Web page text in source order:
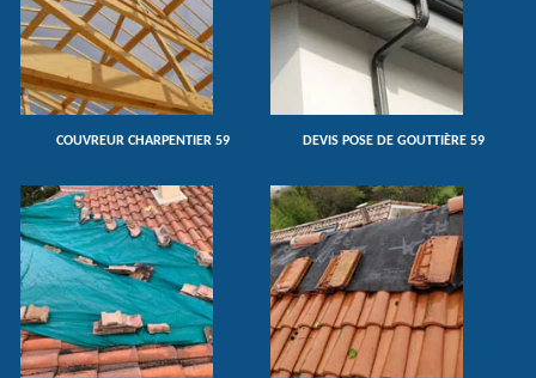
COUVREUR CHARPENTIER 59 DEVIS POSE DE GOUTTIÈRE 59